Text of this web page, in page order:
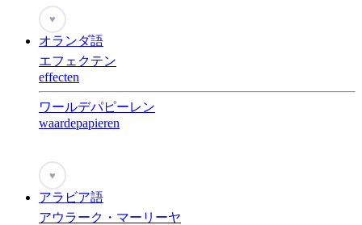
♥
オランダ語
エフェクテン
effecten
ワールデパピーレン
waardepapieren
♥
アラビア語
アウラーク・マーリーヤ